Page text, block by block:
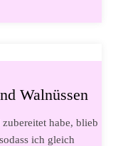
Walnüssen
habe, blieb
ich gleich